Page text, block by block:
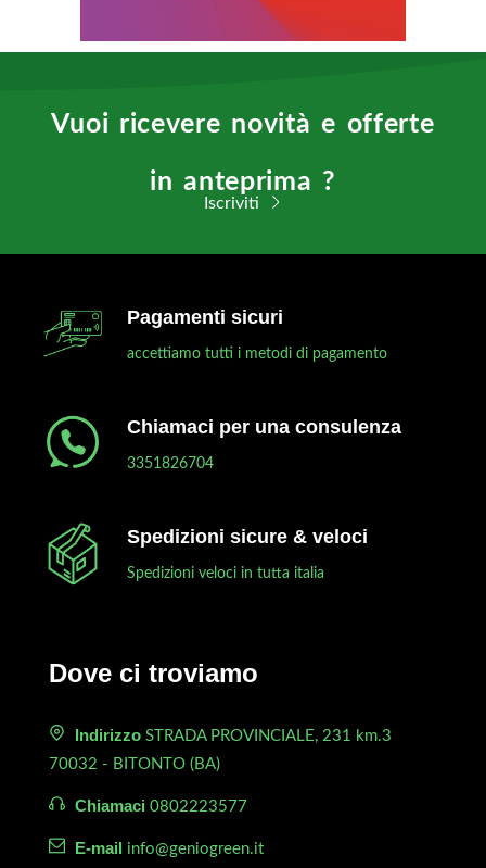
Vuoi ricevere novità e offerte
in anteprima ?
Iscriviti
Pagamenti sicuri
accettiamo tutti i metodi di pagamento
Chiamaci per una consulenza
3351826704
Spedizioni sicure & veloci
Spedizioni veloci in tutta italia
Dove ci troviamo
Indirizzo STRADA PROVINCIALE, 231 km.3
70032 - BITONTO (BA)
Chiamaci 0802223577
E-mail info@geniogreen.it